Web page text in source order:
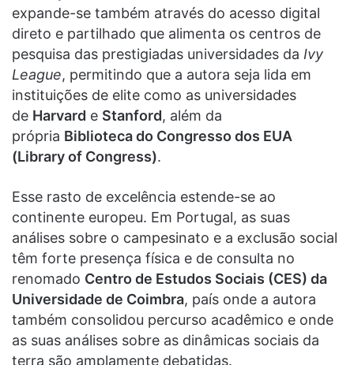
expande-se também através do acesso digital
direto e partilhado que alimenta os centros de
pesquisa das prestigiadas universidades da Ivy
League, permitindo que a autora seja lida em
instituições de elite como as universidades
de Harvard e Stanford, além da
própria Biblioteca do Congresso dos EUA
(Library of Congress).
Esse rasto de excelência estende-se ao
continente europeu. Em Portugal, as suas
análises sobre o campesinato e a exclusão social
têm forte presença física e de consulta no
renomado Centro de Estudos Sociais (CES) da
Universidade de Coimbra, país onde a autora
também consolidou percurso acadêmico e onde
as suas análises sobre as dinâmicas sociais da
terra são amplamente debatidas.